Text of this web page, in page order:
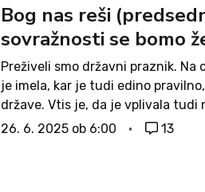
Bog nas reši
sovražnosti se bomo
Preživeli smo državni praznik.
je imela, kar je tudi edino
države. Vtis je, da je vplivala tudi
je bil poživljajoč. Glede glasbe
26. 6. 2025 ob 6:00 13